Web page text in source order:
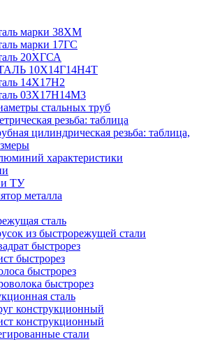
марки 38ХМ
марки 17ГС
20ХГСА
10Х14Г14Н4Т
14Х17Н2
03Х17Н14М3
стальных труб
резьба: таблица
цилиндрическая резьба: таблица,
характеристики
ТУ
металла
сталь
из быстрорежущей стали
быстрорез
быстрорез
быстрорез
быстрорез
сталь
конструкционный
конструкционный
стали